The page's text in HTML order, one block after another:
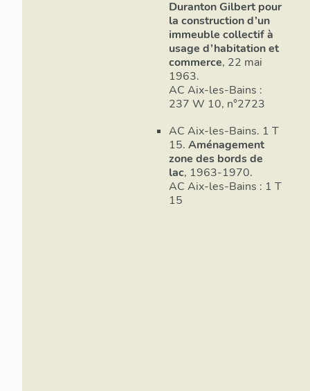
Duranton Gilbert pour
la construction d’un
immeuble collectif à
usage d’habitation et
commerce, 22 mai
1963.
AC Aix-les-Bains :
237 W 10, n°2723
AC Aix-les-Bains. 1 T
15. Aménagement
zone des bords de
lac, 1963-1970.
AC Aix-les-Bains : 1 T
15